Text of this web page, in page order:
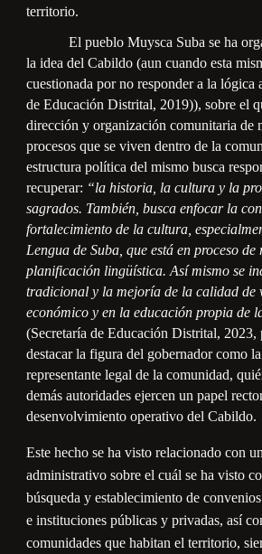
territorio.
El pueblo Muysca Suba se ha
la idea del Cabildo (aun cuando esta
cuestionada por no responder a la lógica
de Educación Distrital, 2019)), sobre el
dirección y organización comunitaria de
procesos que se viven dentro de la
estructura política del mismo busca
recuperar: “la historia, la cultura y la
sagrados. También, busca enfocar la
fortalecimiento de la cultura,
Lengua de Suba, que está en proceso
planificación lingüística. Así mismo se
tradicional y la mejoría de la calidad de
económico y en la educación propia de
(Secretaría de Educación Distrital, 2023,
destacar la figura del gobernador como
representante legal de la comunidad,
demás autoridades ejercen un papel
desenvolvimiento operativo del Cabildo.
Este hecho se ha visto relacionado con
administrativo sobre el cuál se ha visto
búsqueda y establecimiento de
e instituciones públicas y privadas, así
comunidades que habitan el territorio,